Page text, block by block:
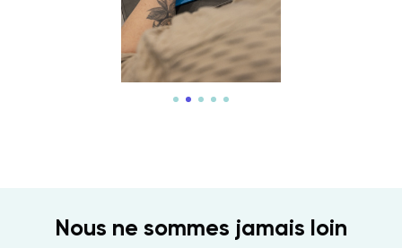
Nous ne sommes jamais loin